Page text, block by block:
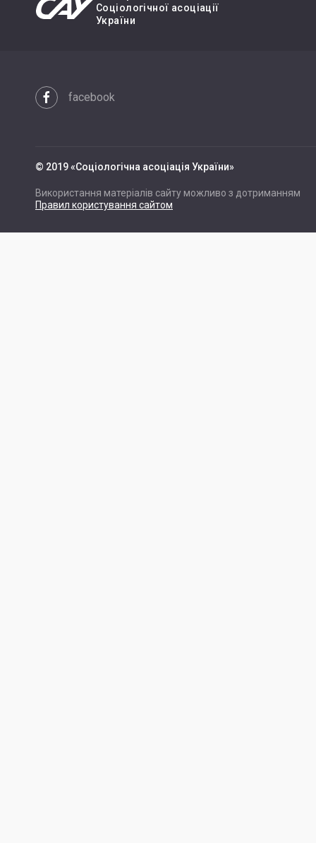
Cоціологічної асоціації
України
facebook
© 2019 «Cоціологічна асоціація України»
Використання матеріалів сайту можливо з дотриманням
Правил користування сайтом